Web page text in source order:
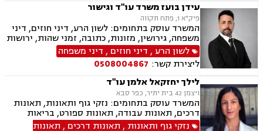
עידן בועז משרד עו"ד וגישור
פיק"א 1, פתח תקווה
המשרד עוסק בתחומים: לשון הרע, דיני חוזים, דיני
משפחה, גירושין, מזונות, כתובה, זמני שהות, ירושות
וצוואת, הסכמי ממון, ייפוי כוח מתמשך, חלוקת רכוש,
ידועים בציבור, אפוטרופסות, צווי הרחקה, הגנת
הפרטיות, פינוי מושכר, מקרקעין ונדל"ן, עסקאות
מכר דירה.
לשון הרע , דיני חוזים , דיני משפחה
ליצירת קשר: 0508004867
לילך יחזקאל אלמן עו"ד
ויצמן 42 בית יתיר, כפר סבא
המשרד עוסק בתחומים: נזקי גוף ותאונות, תאונות
דרכים, תאונות עבודה, תאונות ספורט, בריאות
הנפש, אובדן כושר עבודה, תאונות תלמידים, תאונות
נזקי גוף ותאונות , תאונות דרכים , תאונות